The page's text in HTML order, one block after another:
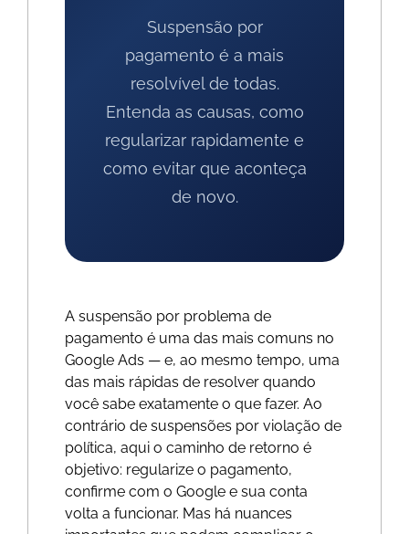
Suspensão por
pagamento é a mais
resolvível de todas.
Entenda as causas, como
regularizar rapidamente e
como evitar que aconteça
de novo.
A suspensão por problema de
pagamento é uma das mais comuns no
Google Ads — e, ao mesmo tempo, uma
das mais rápidas de resolver quando
você sabe exatamente o que fazer. Ao
contrário de suspensões por violação de
política, aqui o caminho de retorno é
objetivo: regularize o pagamento,
confirme com o Google e sua conta
volta a funcionar. Mas há nuances